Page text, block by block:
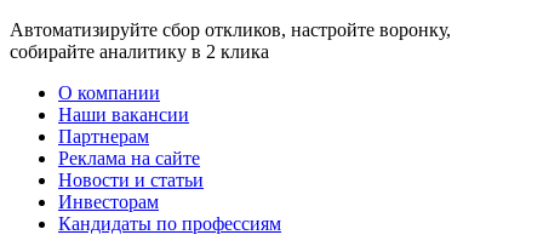
Автоматизируйте сбор откликов, настройте воронку,
собирайте аналитику в 2 клика
О компании
Наши вакансии
Партнерам
Реклама на сайте
Новости и статьи
Инвесторам
Кандидаты по профессиям